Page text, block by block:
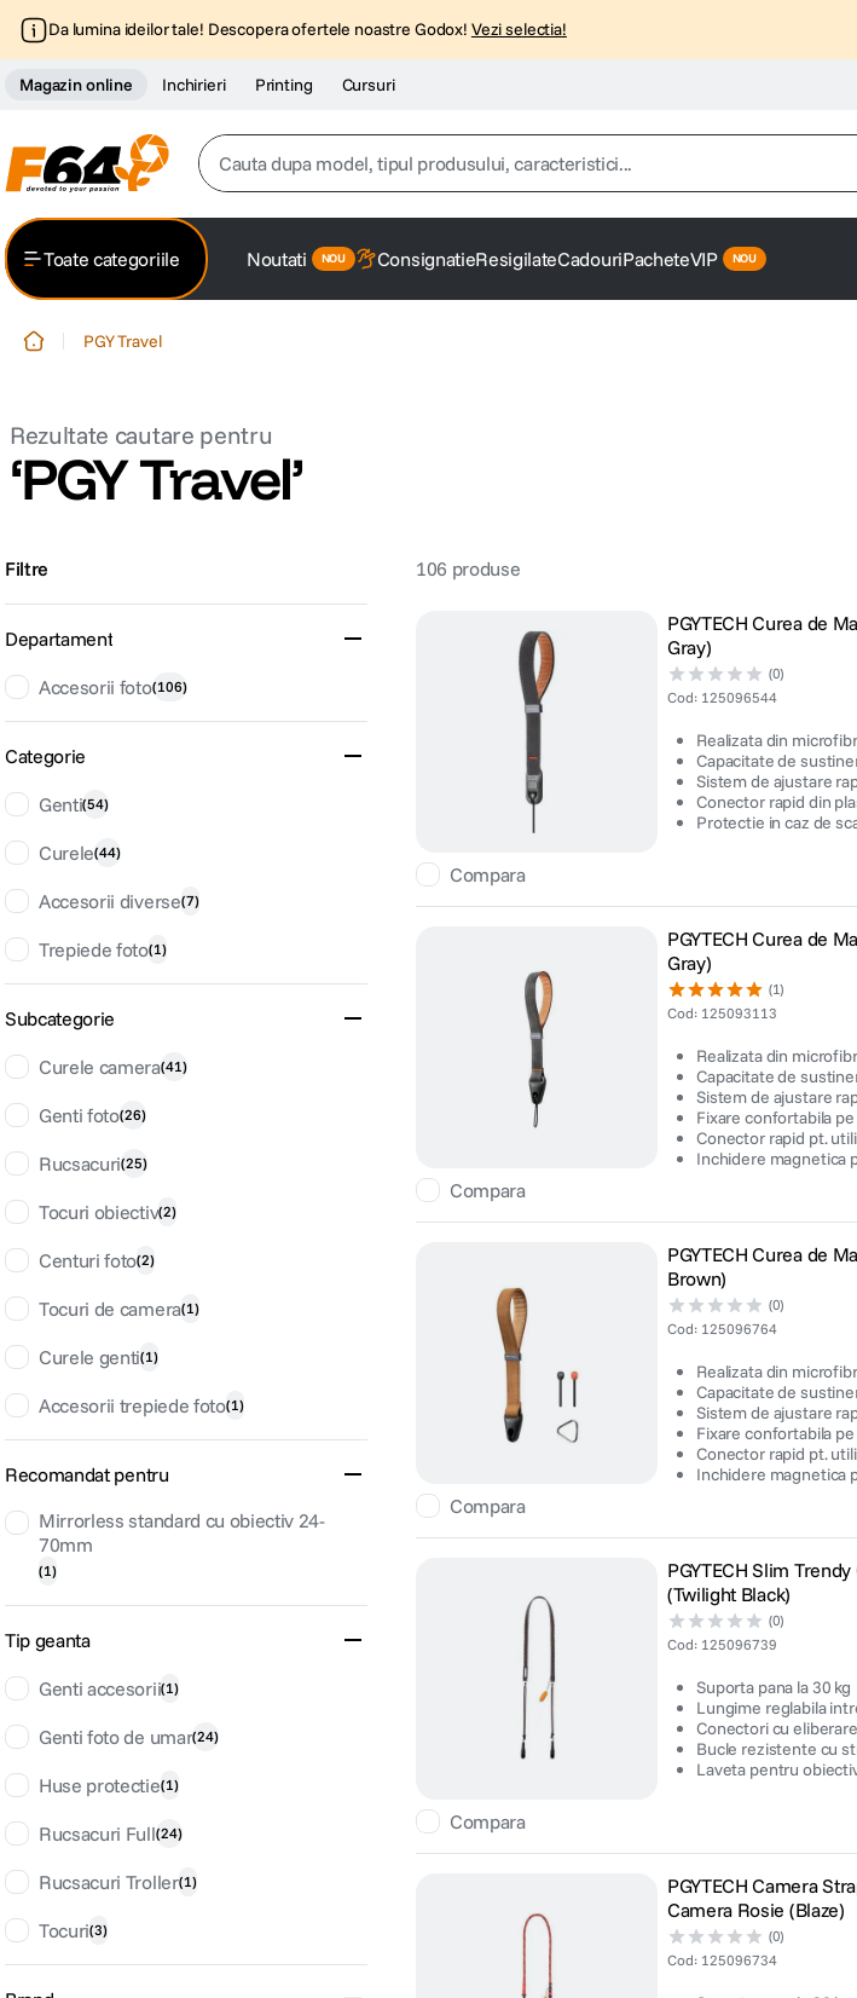
Da lumina ideilor tale! Descopera ofertele noastre Godox! Vezi selectia!
Magazin online Inchirieri Printing Cursuri
Cauta dupa model, tipul produsului, caracteristici...
4. peak design
card memorie
dji osmo
Toate categoriile Noutati ConsignatieResigilateCadouriPacheteVIP
PGY Travel
PGY Travel
Filtre
Departament
Accesorii foto(106)
Categorie
Genti(54)
Curele(44)
Accesorii diverse(7)
Trepiede foto(1)
Subcategorie
Curele camera(41)
Genti foto(26)
Rucsacuri(25)
Tocuri obiectiv(2)
Centuri foto(2)
Tocuri de camera(1)
Curele genti(1)
Accesorii trepiede foto(1)
Recomandat pentru
Mirrorless standard cu obiectiv 24-
70mm
(1)
Tip geanta
Genti accesorii(1)
Genti foto de umar(24)
Huse protectie(1)
Rucsacuri Full(24)
Rucsacuri Troller(1)
Tocuri(3)
106 produse
Compara
PGYTECH Curea de
Gray)
(0)
Cod: 125096544
Realizata din
Capacitate de
Sistem de ajustare
Conector rapid din
Protectie in caz de
Compara
PGYTECH Curea de
Gray)
(1)
Cod: 125093113
Realizata din
Capacitate de
Sistem de ajustare
Fixare confortabila
Conector rapid pt.
Inchidere magnetica
Compara
PGYTECH Curea de
Brown)
(0)
Cod: 125096764
Realizata din
Capacitate de
Sistem de ajustare
Fixare confortabila
Conector rapid pt.
Inchidere magnetica
Compara
PGYTECH Slim
(Twilight Black)
(0)
Cod: 125096739
Suporta pana la 30 kg
Lungime reglabila
Conectori cu
Bucle rezistente cu
Laveta pentru
PGYTECH Camera
Camera Rosie (Blaze)
(0)
Cod: 125096734